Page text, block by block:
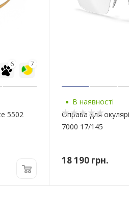
7
6
5502
В наявності
Оправа для
7000 17/145
18 190 грн.